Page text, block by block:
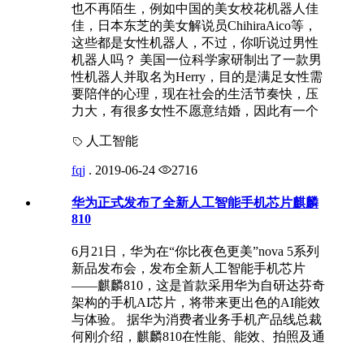
也不再陌生，例如中国的美女校花机器人佳
佳，日本东芝的美女解说员ChihiraAico等，
这些都是女性机器人，不过，你听说过男性
机器人吗？ 美国一位科学家研制出了一款男
性机器人并取名为Herry，目的是满足女性需
要陪伴的心理，现在社会的生活节奏快，压
力大，有很多女性不愿意结婚，因此有一个
人工智能
fqj . 2019-06-24 2716
华为正式发布了全新人工智能手机芯片麒麟
810
6月21日，华为在“你比夜色更美”nova 5系列
新品发布会，发布全新人工智能手机芯片
——麒麟810，这是首款采用华为自研达芬奇
架构的手机AI芯片，将带来更出色的AI能效
与体验。 据华为消费者业务手机产品线总裁
何刚介绍，麒麟810在性能、能效、拍照及通